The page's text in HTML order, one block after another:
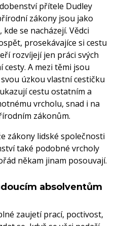
přítele Dudley
zákony jsou jako
se nacházejí. Vědci
prosekávajíce si cestu
rozvíjejí jen práci svých
A mezi těmi jsou
úzkou vlastní cestičku
cestu ostatním a
vrcholu, snad i na
zákonům.
zákony lidské společnosti
také podobné vrcholy
někam jinam posouvají.
absolventům
zaujetí prací, poctivost,